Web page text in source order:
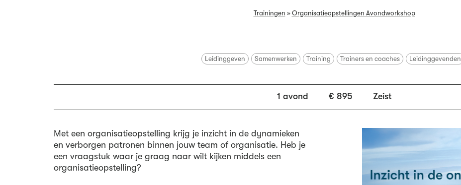
Trainingen » Organisatieopstellingen Avondworkshop
Leidinggeven Samenwerken Training Trainers en coaches Leidinggevenden
1 avond € 895 Zeist
Met een organisatieopstelling krijg je inzicht in de dynamieken
en verborgen patronen binnen jouw team of organisatie. Heb je
een vraagstuk waar je graag naar wilt kijken middels een
organisatieopstelling?